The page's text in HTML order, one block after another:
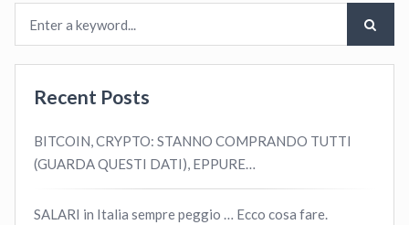
Recent Posts
BITCOIN, CRYPTO: STANNO COMPRANDO TUTTI
(GUARDA QUESTI DATI), EPPURE…
SALARI in Italia sempre peggio … Ecco cosa fare.